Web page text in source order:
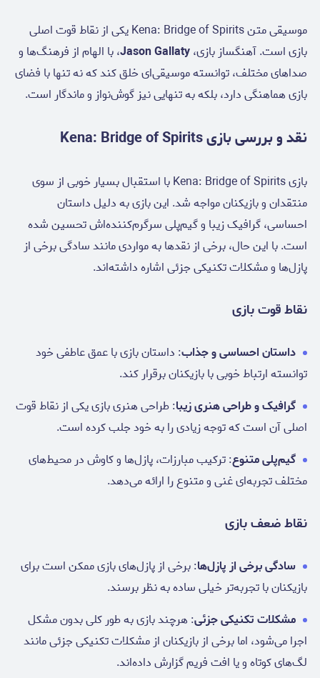
موسیقی متن Kena: Bridge of Spirits یکی از نقاط قوت اصلی
بازی است. آهنگساز بازی،Jason Gallaty، با الهام از فرهنگ‌ها و
صداهای مختلف، توانسته موسیقی‌ای خلق کند که نه تنها با فضای
بازی هماهنگی دارد، بلکه به تنهایی نیز گوش‌نواز و ماندگار است.
نقد و بررسی بازی Kena: Bridge of Spirits
بازی Kena: Bridge of Spirits با استقبال بسیار خوبی از سوی
منتقدان و بازیکنان مواجه شد. این بازی به دلیل داستان
احساسی، گرافیک زیبا و گیم‌پلی سرگرم‌کننده‌اش تحسین شده
است. با این حال، برخی از نقدها به مواردی مانند سادگی برخی از
پازل‌ها و مشکلات تکنیکی جزئی اشاره داشته‌اند.
نقاط قوت بازی
داستان احساسی و جذاب: داستان بازی با عمق عاطفی خود
توانسته ارتباط خوبی با بازیکنان برقرار کند.
گرافیک و طراحی هنری زیبا: طراحی هنری بازی یکی از نقاط قوت
اصلی آن است که توجه زیادی را به خود جلب کرده است.
گیم‌پلی متنوع: ترکیب مبارزات، پازل‌ها و کاوش در محیط‌های
مختلف تجربه‌ای غنی و متنوع را ارائه می‌دهد.
نقاط ضعف بازی
سادگی برخی از پازل‌ها: برخی از پازل‌های بازی ممکن است برای
بازیکنان با تجربه‌تر خیلی ساده به نظر برسند.
مشکلات تکنیکی جزئی: هرچند بازی به طور کلی بدون مشکل
اجرا می‌شود، اما برخی از بازیکنان از مشکلات تکنیکی جزئی مانند
لگ‌های کوتاه و یا افت فریم گزارش داده‌اند.